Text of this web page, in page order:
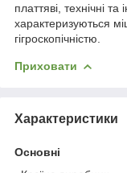
платтяві, технічні
характеризуються
гігроскопічністю.
Приховати
Характеристики
Основні